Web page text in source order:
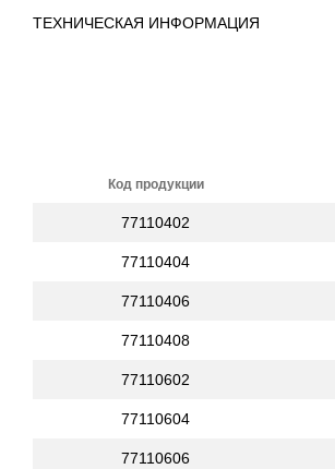
ТЕХНИЧЕСКАЯ ИНФОРМАЦИЯ
Код продукции
77110402
77110404
77110406
77110408
77110602
77110604
77110606